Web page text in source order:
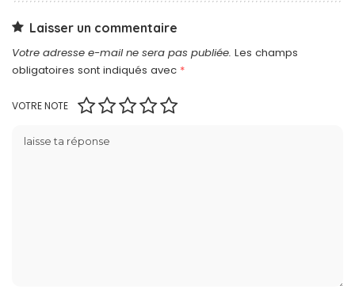
Laisser un commentaire
Votre adresse e-mail ne sera pas publiée. Les champs
obligatoires sont indiqués avec *
VOTRE NOTE